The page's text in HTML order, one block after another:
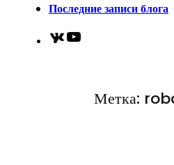
Последние записи блога
VK
Метка: